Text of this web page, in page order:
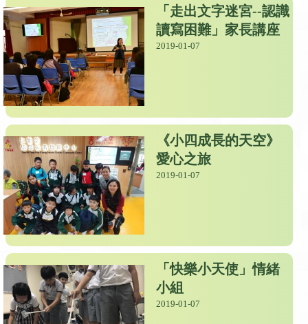
「走出文字迷宮--認識
讀寫困難」家長講座
2019-01-07
《小四成長的天空》
愛心之旅
2019-01-07
「快樂小天使」情緒
小組
2019-01-07